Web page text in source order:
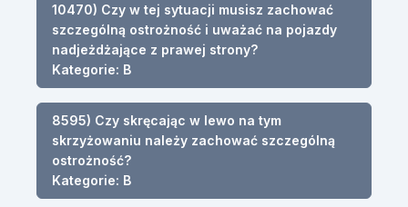
10470) Czy w tej sytuacji musisz zachować
szczególną ostrożność i uważać na pojazdy
nadjeżdżające z prawej strony?
Kategorie: B
8595) Czy skręcając w lewo na tym
skrzyżowaniu należy zachować szczególną
ostrożność?
Kategorie: B